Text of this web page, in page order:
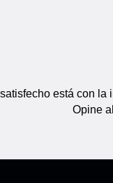
está con
Opine